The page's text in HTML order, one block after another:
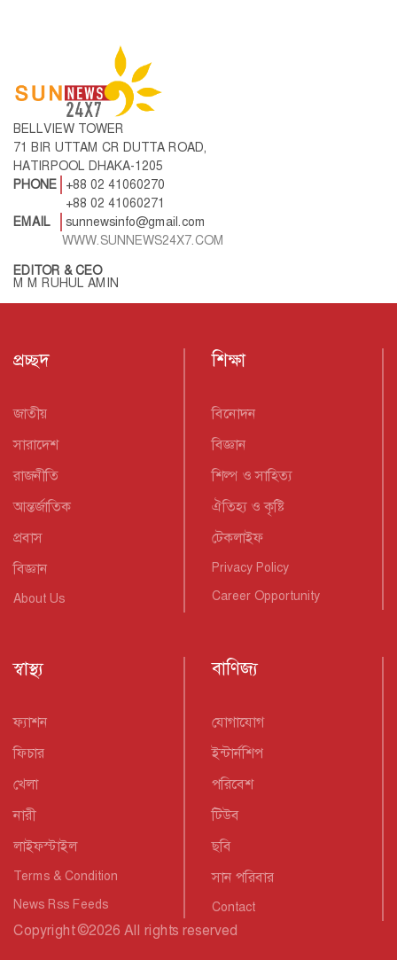
BELLVIEW TOWER
71 BIR UTTAM CR DUTTA ROAD,
HATIRPOOL DHAKA-1205
PHONE
+88 02 41060270
+88 02 41060271
EMAIL
sunnewsinfo@gmail.com
WWW.SUNNEWS24X7.COM
EDITOR & CEO
M M RUHUL AMIN
প্রচ্ছদ
জাতীয়
সারাদেশ
রাজনীতি
আন্তর্জাতিক
প্রবাস
বিজ্ঞান
About Us
শিক্ষা
বিনোদন
বিজ্ঞান
শিল্প ও সাহিত্য
ঐতিহ্য ও কৃষ্টি
টেকলাইফ
Privacy Policy
Career Opportunity
স্বাস্থ্য
ফ্যাশন
ফিচার
খেলা
নারী
লাইফস্টাইল
Terms & Condition
News Rss Feeds
বাণিজ্য
যোগাযোগ
ইন্টার্নশিপ
পরিবেশ
টিউব
ছবি
সান পরিবার
Contact
Copyright©2026 All rights reserved